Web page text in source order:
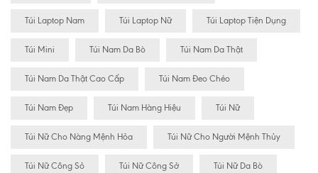
Túi Laptop Nam Túi Laptop Nữ Túi Laptop Tiện Dụng
Túi Mini Túi Nam Da Bò Túi Nam Da Thật
Túi Nam Da Thật Cao Cấp Túi Nam Đeo Chéo
Túi Nam Đẹp Túi Nam Hàng Hiệu Túi Nữ
Túi Nữ Cho Nàng Mệnh Hỏa Túi Nữ Cho Người Mệnh Thủy
Túi Nữ Công Sỏ Túi Nữ Công Sở Túi Nữ Da Bò